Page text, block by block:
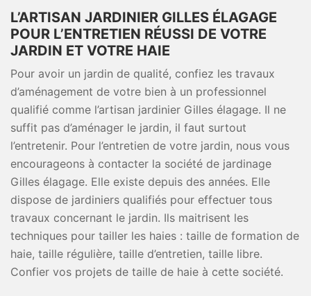
L’ARTISAN JARDINIER GILLES ÉLAGAGE
POUR L’ENTRETIEN RÉUSSI DE VOTRE
JARDIN ET VOTRE HAIE
Pour avoir un jardin de qualité, confiez les travaux
d’aménagement de votre bien à un professionnel
qualifié comme l’artisan jardinier Gilles élagage. Il ne
suffit pas d’aménager le jardin, il faut surtout
l’entretenir. Pour l’entretien de votre jardin, nous vous
encourageons à contacter la société de jardinage
Gilles élagage. Elle existe depuis des années. Elle
dispose de jardiniers qualifiés pour effectuer tous
travaux concernant le jardin. Ils maitrisent les
techniques pour tailler les haies : taille de formation de
haie, taille régulière, taille d’entretien, taille libre.
Confier vos projets de taille de haie à cette société.